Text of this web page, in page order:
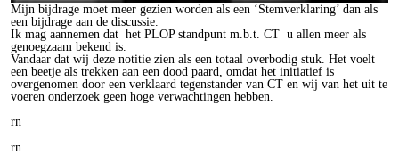
Mijn bijdrage moet meer gezien worden als een ‘Stemverklaring’ dan als
een bijdrage aan de discussie.
Ik mag aannemen dat het PLOP standpunt m.b.t. CT u allen meer als
genoegzaam bekend is.
Vandaar dat wij deze notitie zien als een totaal overbodig stuk. Het voelt
een beetje als trekken aan een dood paard, omdat het initiatief is
overgenomen door een verklaard tegenstander van CT en wij van het uit te
voeren onderzoek geen hoge verwachtingen hebben.
rn
rn